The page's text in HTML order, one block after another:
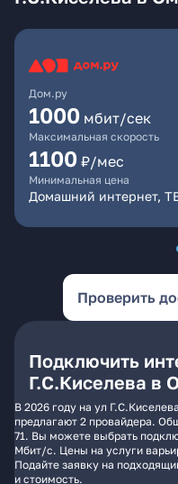
Дом.ру
1000 мбит/сек
Максимальная скорость
1100 ₽/мес
Минимальная цена
Домашний интернет,
Проверить
Подключить
Г.С.Киселева в
В 2026 году на ул
предлагают 2 провайдера.
71. Вы можете выбрать
Мбит/с. Цены на услуги
Подайте заявку на
и стоимость.